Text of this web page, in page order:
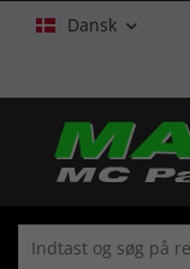
Dansk 